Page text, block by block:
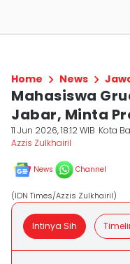
Home News
Mahasiswa
Jabar, Minta
11 Jun 2026, 18:12 WIB Kota
Azzis Zulkhairil
News Channel
(IDN Times/Azzis Zulkhairil)
Intinya Sih